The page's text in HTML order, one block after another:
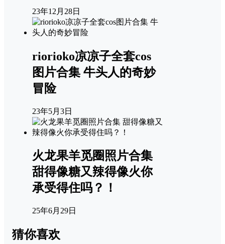
23年12月28日
riorioko凉凉子全套cos
图片合集 牛头人的奇妙
冒险
23年5月3日
火龙果羊觅圈照片合集
甜得像糖又辣得像火你
承受得住吗？！
25年6月29日
猜你喜欢